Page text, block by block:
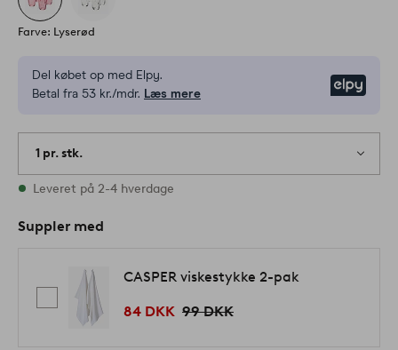
Farve: Lyserød
Del købet op med Elpy.
Betal fra 53 kr./mdr. Læs mere
1 pr. stk.
På lager
Leveret på 2-4 hverdage
Suppler med
CASPER viskestykke 2-pak
84 DKK 99 DKK